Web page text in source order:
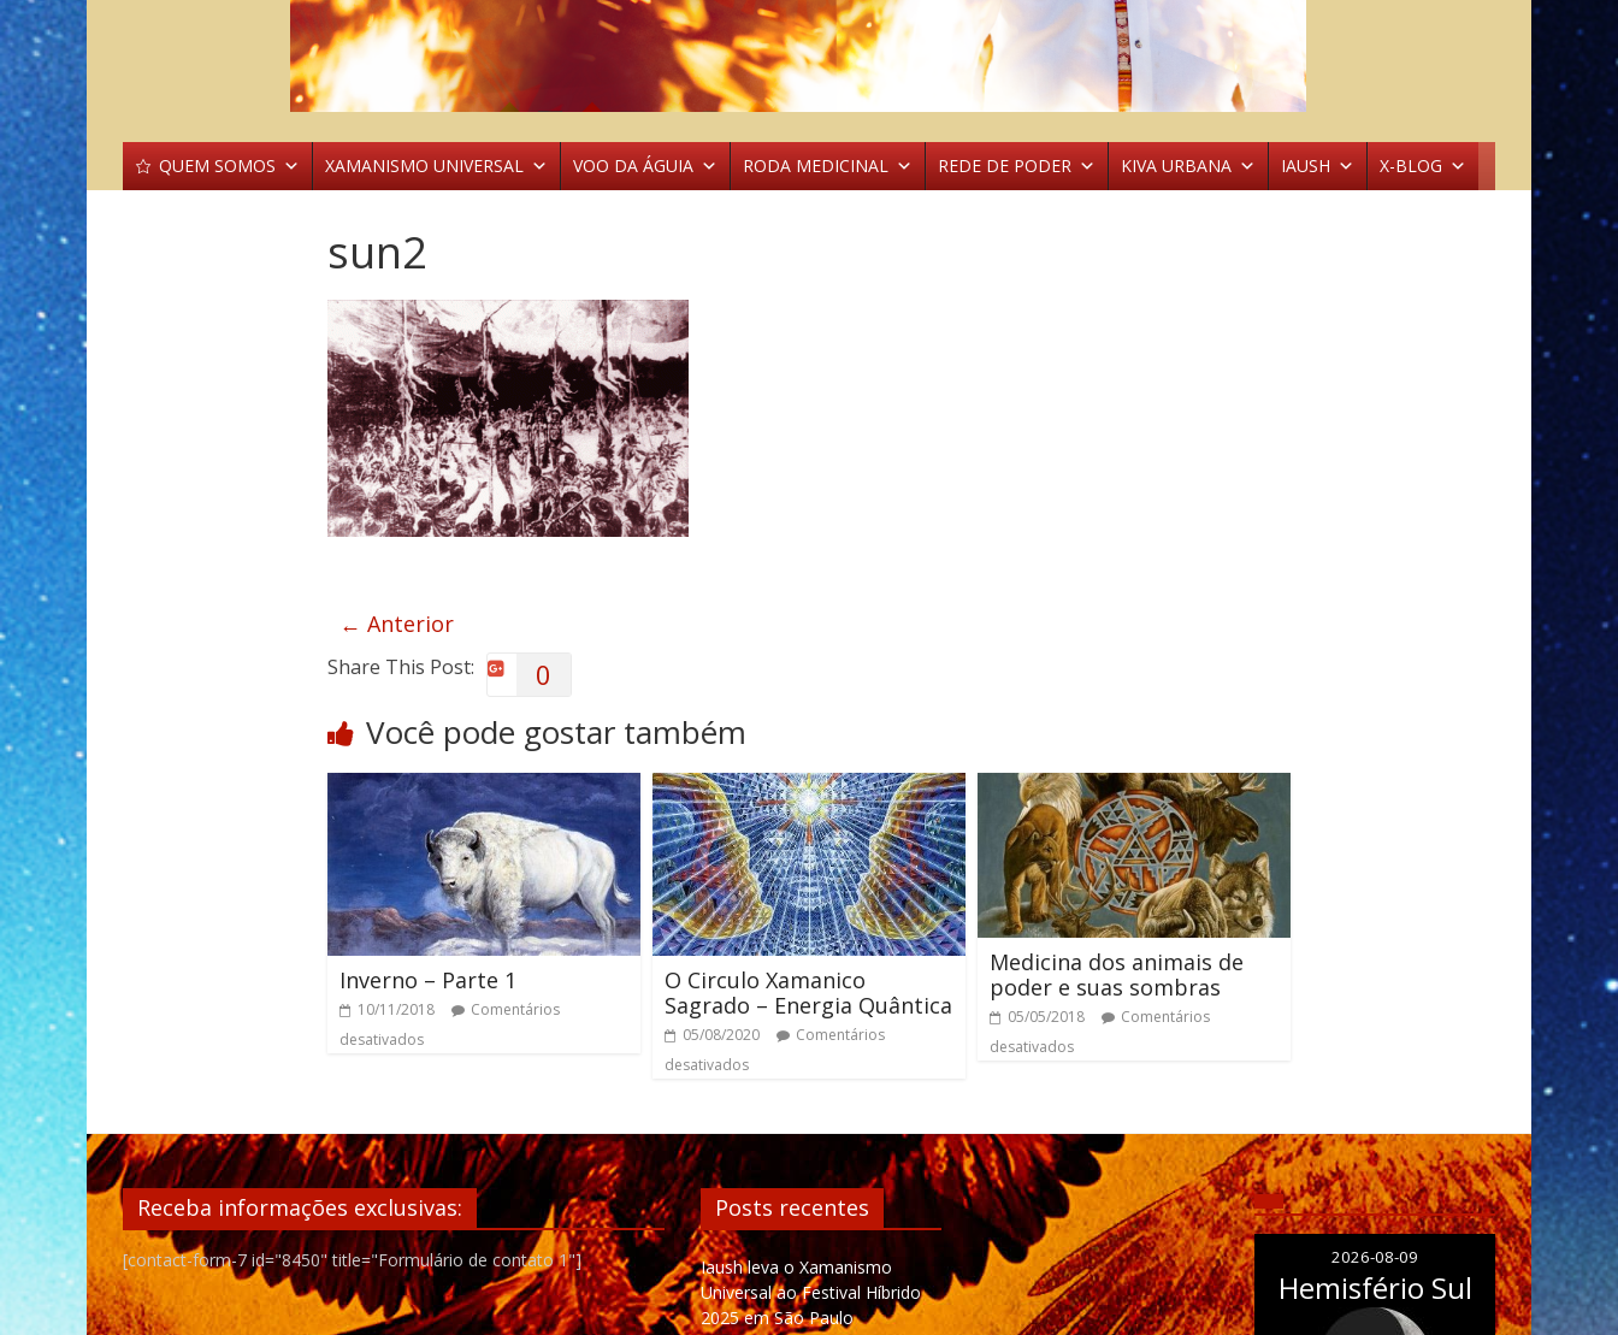
QUEM SOMOS XAMANISMO UNIVERSAL VOO DA ÁGUIA RODA MEDICINAL REDE DE PODER KIVA URBANA IAUSH X-BLOG
sun2
← Anterior
Share This Post: 0
Você pode gostar também
Inverno – Parte 1
10/11/2018
Comentários
desativados
O Circulo Xamanico
Sagrado – Energia Quântica
05/08/2020
Comentários
desativados
Medicina dos animais de
poder e suas sombras
05/05/2018
Comentários
desativados
Receba informações exclusivas:
[contact-form-7 id="8450" title="Formulário de contato 1"]
Posts recentes
Iaush leva o Xamanismo
Universal ao Festival Híbrido
2025 em São Paulo
2026-08-09
Hemisfério Sul